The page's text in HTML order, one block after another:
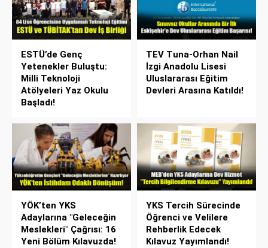
ESTÜ’de Genç
Yetenekler Buluştu:
Milli Teknoloji
Atölyeleri Yaz Okulu
Başladı!
TEV Tuna-Orhan Nail
İzgi Anadolu Lisesi
Uluslararası Eğitim
Devleri Arasına Katıldı!
YÖK’ten YKS
Adaylarına "Geleceğin
Meslekleri" Çağrısı: 16
Yeni Bölüm Kılavuzda!
YKS Tercih Sürecinde
Öğrenci ve Velilere
Rehberlik Edecek
Kılavuz Yayımlandı!